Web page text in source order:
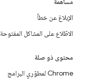
الإبلاغ عن خطأ
الاطّلاع على المشاكل المفتوحة
محتوى ذو صلة
Chrome لمطوّري البرامج